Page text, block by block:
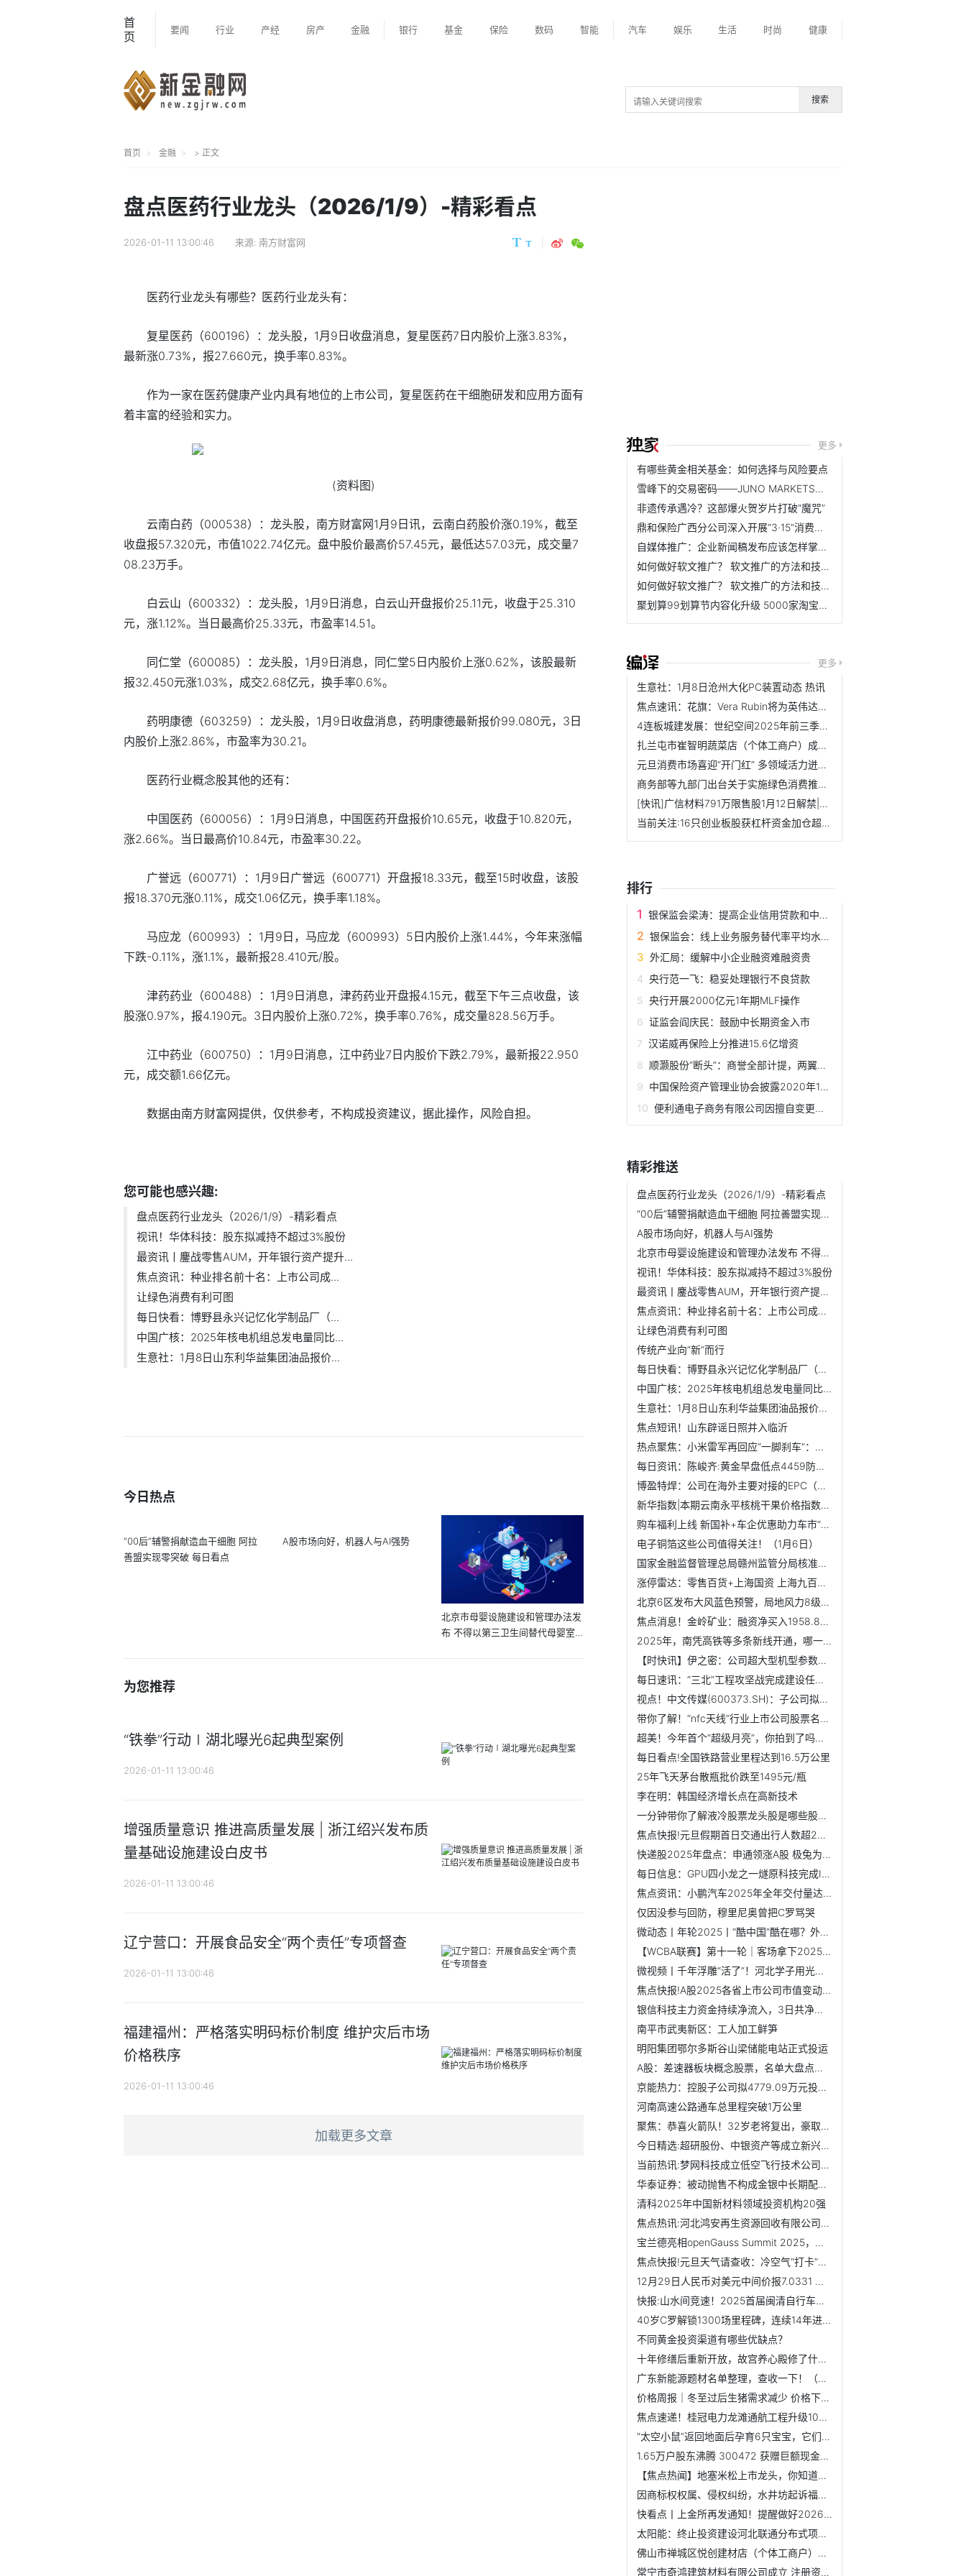
首
页
要闻 行业 产经 房产 金融 银行 基金 保险 数码 智能 汽车 娱乐 生活 时尚 健康
搜索
首页 金融 > 正文
盘点医药行业龙头（2026/1/9）-精彩看点
2026-01-11 13:00:46 来源: 南方财富网
医药行业龙头有哪些？医药行业龙头有：
复星医药（600196）：龙头股，1月9日收盘消息，复星医药7日内股价上涨3.83%，
最新涨0.73%，报27.660元，换手率0.83%。
作为一家在医药健康产业内具有地位的上市公司，复星医药在干细胞研发和应用方面有
着丰富的经验和实力。
(资料图)
云南白药（000538）：龙头股，南方财富网1月9日讯，云南白药股价涨0.19%，截至
收盘报57.320元，市值1022.74亿元。盘中股价最高价57.45元，最低达57.03元，成交量7
08.23万手。
白云山（600332）：龙头股，1月9日消息，白云山开盘报价25.11元，收盘于25.310
元，涨1.12%。当日最高价25.33元，市盈率14.51。
同仁堂（600085）：龙头股，1月9日消息，同仁堂5日内股价上涨0.62%，该股最新
报32.450元涨1.03%，成交2.68亿元，换手率0.6%。
药明康德（603259）：龙头股，1月9日收盘消息，药明康德最新报价99.080元，3日
内股价上涨2.86%，市盈率为30.21。
医药行业概念股其他的还有：
中国医药（600056）：1月9日消息，中国医药开盘报价10.65元，收盘于10.820元，
涨2.66%。当日最高价10.84元，市盈率30.22。
广誉远（600771）：1月9日广誉远（600771）开盘报18.33元，截至15时收盘，该股
报18.370元涨0.11%，成交1.06亿元，换手率1.18%。
马应龙（600993）：1月9日，马应龙（600993）5日内股价上涨1.44%，今年来涨幅
下跌-0.11%，涨1.1%，最新报28.410元/股。
津药药业（600488）：1月9日消息，津药药业开盘报4.15元，截至下午三点收盘，该
股涨0.97%，报4.190元。3日内股价上涨0.72%，换手率0.76%，成交量828.56万手。
江中药业（600750）：1月9日消息，江中药业7日内股价下跌2.79%，最新报22.950
元，成交额1.66亿元。
数据由南方财富网提供，仅供参考，不构成投资建议，据此操作，风险自担。
您可能也感兴趣:
盘点医药行业龙头（2026/1/9）-精彩看点
视讯！华体科技：股东拟减持不超过3%股份
最资讯丨鏖战零售AUM，开年银行资产提升...
焦点资讯：种业排名前十名：上市公司成...
让绿色消费有利可图
每日快看：博野县永兴记忆化学制品厂（...
中国广核：2025年核电机组总发电量同比...
生意社：1月8日山东利华益集团油品报价...
今日热点
“00后”辅警捐献造血干细胞 阿拉
善盟实现零突破 每日看点
A股市场向好，机器人与AI强势
北京市母婴设施建设和管理办法发
布 不得以第三卫生间替代母婴室
为您推荐
“铁拳”行动∣湖北曝光6起典型案例
2026-01-11 13:00:46
增强质量意识 推进高质量发展 | 浙江绍兴发布质
量基础设施建设白皮书
2026-01-11 13:00:46
辽宁营口：开展食品安全“两个责任”专项督查
2026-01-11 13:00:46
福建福州：严格落实明码标价制度 维护灾后市场
价格秩序
2026-01-11 13:00:46
加载更多文章
更多
有哪些黄金相关基金：如何选择与风险要点
雪峰下的交易密码——JUNO MARKETS技术峰会乌鲁木齐站圆满结束
非遗传承遇冷？这部爆火贺岁片打破“魔咒”
鼎和保险广西分公司深入开展“3·15”消费者权益保护教育宣传...
自媒体推广：企业新闻稿发布应该怎样掌握节奏？ 怎么规划效...
如何做好软文推广？ 软文推广的方法和技巧是什么？
如何做好软文推广？ 软文推广的方法和技巧是什么？
聚划算99划算节内容化升级 5000家淘宝天猫品牌联动狂欢
更多
生意社：1月8日沧州大化PC装置动态 热讯
焦点速讯：花旗：Vera Rubin将为英伟达带来5万亿美元人工智能机遇
4连板城建发展：世纪空间2025年前三季度仍处于亏损状态 公司...
扎兰屯市崔智明蔬菜店（个体工商户）成立 注册资本1万人民币
元旦消费市场喜迎“开门红” 多领域活力迸发_信息
商务部等九部门出台关于实施绿色消费推进行动的通知 支持符...
[快讯]广信材料791万限售股1月12日解禁|百事通
当前关注:16只创业板股获杠杆资金加仓超10%
排行
银保监会梁涛：提高企业信用贷款和中长期贷款比重
银保监会：线上业务服务替代率平均水平达96%
外汇局：缓解中小企业融资难融资贵
央行范一飞：稳妥处理银行不良贷款
央行开展2000亿元1年期MLF操作
证监会阎庆民：鼓励中长期资金入市
汉诺威再保险上分推进15.6亿增资
顺灏股份“断头”：商誉全部计提，两翼业务已折翼
中国保险资产管理业协会披露2020年1月产品注册数据
便利通电子商务有限公司因擅自变更董事监事被罚2万元
精彩推送
盘点医药行业龙头（2026/1/9）-精彩看点
“00后”辅警捐献造血干细胞 阿拉善盟实现零突破 每日看点
A股市场向好，机器人与AI强势
北京市母婴设施建设和管理办法发布 不得以第三卫生间替代母...
视讯！华体科技：股东拟减持不超过3%股份
最资讯丨鏖战零售AUM，开年银行资产提升活动密集上线
焦点资讯：种业排名前十名：上市公司成交额前10榜单（2026年1...
让绿色消费有利可图
传统产业向“新”而行
每日快看：博野县永兴记忆化学制品厂（个体工商户）成立 注...
中国广核：2025年核电机组总发电量同比增长2%|快资讯
生意社：1月8日山东利华益集团油品报价下滑_焦点热议
焦点短讯！山东辟谣日照并入临沂
热点聚焦：小米雷军再回应“一脚刹车”：紧急情况下优先之举
每日资讯：陈峻齐:黄金早盘低点4459防守直接看涨
博盈特焊：公司在海外主要对接的EPC（总承包商）包括通用电气...
新华指数|本期云南永平核桃干果价格指数涨势强劲，核桃仁价格...
购车福利上线 新国补+车企优惠助力车市“开门红”
电子铜箔这些公司值得关注！（1月6日）
国家金融监督管理总局赣州监管分局核准杨理维江西瑞金农村商...
涨停雷达：零售百货+上海国资 上海九百触及涨停
北京6区发布大风蓝色预警，局地风力8级以上_视点
焦点消息！金岭矿业：融资净买入1958.88万元，融资余额1.93亿...
2025年，南凭高铁等多条新线开通，哪一条经过你的家乡？ 焦点关注
【时快讯】伊之密：公司超大型机型参数会随订单项目与平台迭...
每日速讯：“三北”工程攻坚战完成建设任务超2亿亩
视点！中文传媒(600373.SH)：子公司拟认购私募股权投资基金份额
带你了解！“nfc天线”行业上市公司股票名单（2025/12/31）-即时
超美！今年首个“超级月亮”，你拍到了吗？-新视野
每日看点!全国铁路营业里程达到16.5万公里
25年飞天茅台散瓶批价跌至1495元/瓶
李在明：韩国经济增长点在高新技术
一分钟带你了解液冷股票龙头股是哪些股票？（2025/12/31）
焦点快报!元旦假期首日交通出行人数超2亿人次
快递股2025年盘点：申通领涨A股 极兔为H股第一|最新消息
每日信息：GPU四小龙之一燧原科技完成IPO辅导
焦点资讯：小鹏汽车2025年全年交付量达42.94万台 同比增长126%
仅因没参与回防，穆里尼奥曾把C罗骂哭
微动态丨年轮2025丨“酷中国”酷在哪？外国人惊呼This is China！
【WCBA联赛】第十一轮｜客场拿下2025收官战！浙江稠州银行81-...
微视频丨千年浮雕“活了”！河北学子用光影舞姿重现《散乐图》
焦点快报!A股2025各省上市公司市值变动：东南沿海与超一线城...
银信科技主力资金持续净流入，3日共净流入2112.85万元-今亮点
南平市武夷新区：工人加工鲜笋
明阳集团鄂尔多斯谷山梁储能电站正式投运
A股：差速器板块概念股票，名单大盘点！（2025/12/30）_快消息
京能热力：控股子公司拟4779.09万元投建六郎庄供冷供热项目
河南高速公路通车总里程突破1万公里
聚焦：恭喜火箭队！32岁老将复出，豪取3连胜，单场6分+2记三...
今日精选:超研股份、中银资产等成立新兴产业基金 出资额10亿
当前热讯:梦网科技成立低空飞行技术公司，含多项AI业务
华泰证券：被动抛售不构成金银中长期配置逻辑的反转信号
清科2025年中国新材料领域投资机构20强
焦点热讯:河北鸿安再生资源回收有限公司成立 注册资本20万人民币
宝兰德亮相openGauss Summit 2025，分享基于openGauss的深...
焦点快报!元旦天气请查收：冷空气“打卡”新年！最低气温跌至-1℃
12月29日人民币对美元中间价报7.0331 上调27个基点
快报:山水间竞速！2025首届闽清自行车爬坡赛火热开赛
40岁C罗解锁1300场里程碑，连续14年进球40+，剑指千球大关-视讯
不同黄金投资渠道有哪些优缺点？
十年修缮后重新开放，故宫养心殿修了什么？_今日热搜
广东新能源题材名单整理，查收一下！（2025/12/26）
价格周报｜冬至过后生猪需求减少 价格下滑_焦点短讯
焦点速递！桂冠电力龙滩通航工程升级1000吨级项目启航 赋能...
“太空小鼠”返回地面后孕育6只宝宝，它们有着更强保护欲
1.65万户股东沸腾 300472 获赠巨额现金！下周存储龙头解禁...
【焦点热闻】地塞米松上市龙头，你知道多少？（2025/12/26）
因商标权权属、侵权纠纷，水井坊起诉福州台江区锦昇食品商行-...
快看点丨上金所再发通知！提醒做好2026年元旦期间市场风险控制
太阳能：终止投资建设河北联通分布式项目 快资讯
佛山市禅城区悦创建材店（个体工商户）成立 注册资本1万人民...
常宁市奇鸿建筑材料有限公司成立 注册资本50万人民币|焦点